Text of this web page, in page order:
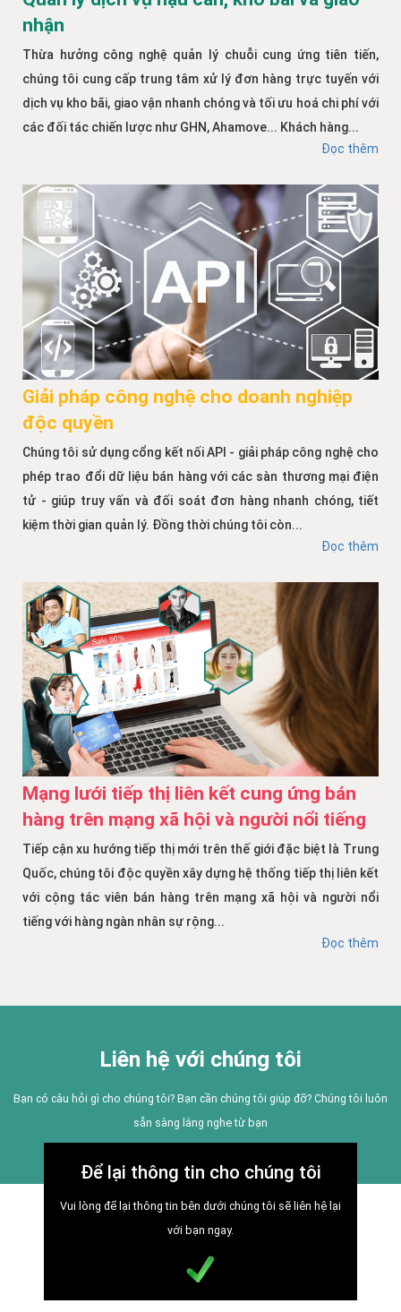
nhận
Thừa hưởng công nghệ quản lý chuỗi cung ứng tiên tiến,
chúng tôi cung cấp trung tâm xử lý đơn hàng trực tuyến với
dịch vụ kho bãi, giao vận nhanh chóng và tối ưu hoá chi phí với
các đối tác chiến lược như GHN, Ahamove... Khách hàng...
Đọc thêm
Giải pháp công nghệ cho doanh nghiệp
độc quyền
Chúng tôi sử dụng cổng kết nối API - giải pháp công nghệ cho
phép trao đổi dữ liệu bán hàng với các sàn thương mại điện
tử - giúp truy vấn và đối soát đơn hàng nhanh chóng, tiết
kiệm thời gian quản lý. Đồng thời chúng tôi còn...
Đọc thêm
Mạng lưới tiếp thị liên kết cung ứng bán
hàng trên mạng xã hội và người nổi tiếng
Tiếp cận xu hướng tiếp thị mới trên thế giới đặc biệt là Trung
Quốc, chúng tôi độc quyền xây dựng hệ thống tiếp thị liên kết
với cộng tác viên bán hàng trên mạng xã hội và người nổi
tiếng với hàng ngàn nhân sự rộng...
Đọc thêm
Liên hệ với chúng tôi
Bạn có câu hỏi gì cho chúng tôi? Bạn cần chúng tôi giúp đỡ? Chúng tôi luôn
sẵn sàng lắng nghe từ bạn
Để lại thông tin cho chúng tôi
Vui lòng để lại thông tin bên dưới chúng tôi sẽ liên hệ lại
với bạn ngay.